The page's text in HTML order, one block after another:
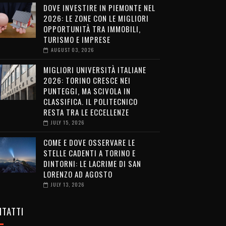
DOVE INVESTIRE IN PIEMONTE NEL
2026: LE ZONE CON LE MIGLIORI
OPPORTUNITÀ TRA IMMOBILI,
TURISMO E IMPRESE
AUGUST 03, 2026
MIGLIORI UNIVERSITÀ ITALIANE
2026: TORINO CRESCE NEI
PUNTEGGI, MA SCIVOLA IN
CLASSIFICA. IL POLITECNICO
RESTA TRA LE ECCELLENZE
JULY 15, 2026
COME E DOVE OSSERVARE LE
STELLE CADENTI A TORINO E
DINTORNI: LE LACRIME DI SAN
LORENZO AD AGOSTO
JULY 13, 2026